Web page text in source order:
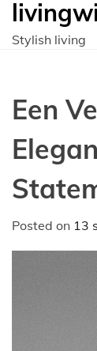
deStylish living
Een
Posted on 13